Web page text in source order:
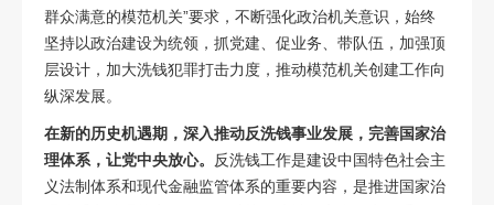
群众满意的模范机关”要求，不断强化政治机关意识，始终
坚持以政治建设为统领，抓党建、促业务、带队伍，加强顶
层设计，加大洗钱犯罪打击力度，推动模范机关创建工作向
纵深发展。
在新的历史机遇期，深入推动反洗钱事业发展，完善国家治
理体系，让党中央放心。
反洗钱工作是建设中国特色社会主
义法制体系和现代金融监管体系的重要内容，是推进国家治